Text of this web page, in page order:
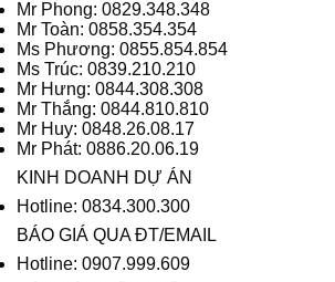
Mr Phong: 0829.348.348
Mr Toàn: 0858.354.354
Ms Phương: 0855.854.854
Ms Trúc: 0839.210.210
Mr Hưng: 0844.308.308
Mr Thắng: 0844.810.810
Mr Huy: 0848.26.08.17
Mr Phát: 0886.20.06.19
KINH DOANH DỰ ÁN
Hotline: 0834.300.300
BÁO GIÁ QUA ĐT/EMAIL
Hotline: 0907.999.609